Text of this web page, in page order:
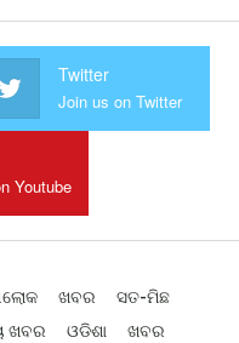
Twitter
Join us on Twitter
Youtube
ଖବର
ସତ-ମିଛ
ଖବର ଓଡିଶା ଖବର